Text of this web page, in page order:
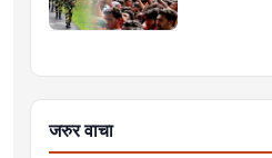
जरुर वाचा